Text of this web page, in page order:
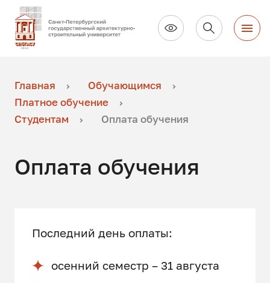
Главная
Обучающимся
Платное обучение
Студентам
Оплата обучения
Оплата обучения
Последний день оплаты:
осенний семестр – 31 августа